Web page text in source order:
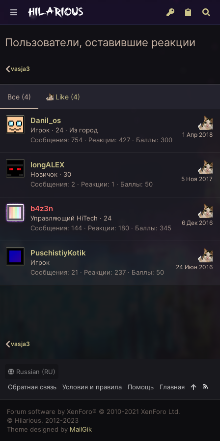
Пользователи, оставившие реакции
vasja3
Все (4) Like (4)
1 Апр 2018
Danil_os
Игрок · 24 · Из город
Сообщения 754 Реакции 427 Баллы 300
5 Ноя 2017
longALEX
Новичок · 30
Сообщения 2 Реакции 1 Баллы 50
6 Дек 2016
b4z3n
Управляющий HiTech · 24
Сообщения 144 Реакции 180 Баллы 345
24 Июн 2016
PuschistiyKotik
Игрок
Сообщения 21 Реакции 237 Баллы 50
vasja3
Russian (RU)
Обратная связь
Условия и правила Помощь Главная
R
S
Forum software by XenForo® © 2010-2021 XenForo Ltd.
© Hilarious, 2012-2023
Theme designed by MailGik